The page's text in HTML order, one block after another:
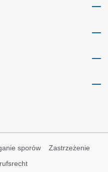
sporów
Zastrzeżenie